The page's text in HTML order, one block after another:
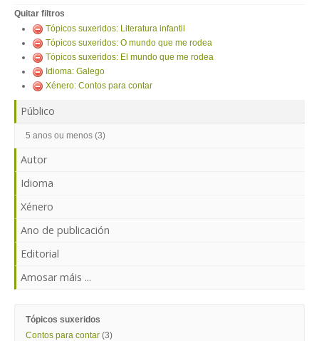
Quitar filtros
Tópicos suxeridos: Literatura infantil
Tópicos suxeridos: O mundo que me rodea
Tópicos suxeridos: El mundo que me rodea
Idioma: Galego
Xénero: Contos para contar
Público
5 anos ou menos (3)
Autor
Idioma
Xénero
Ano de publicación
Editorial
Amosar máis ...
Tópicos suxeridos
Contos para contar (3)